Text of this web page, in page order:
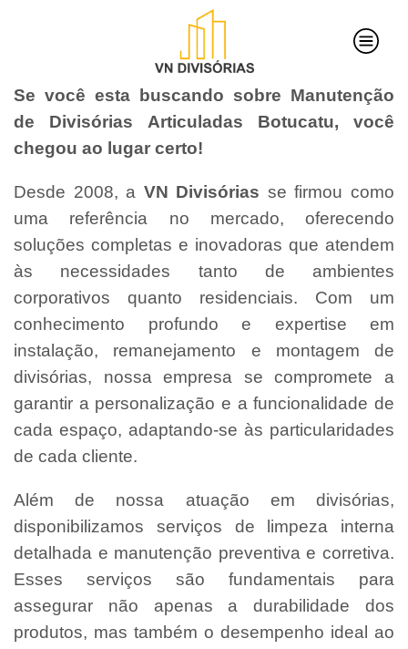
Se você esta buscando sobre Manutenção
de Divisórias Articuladas Botucatu, você
chegou ao lugar certo!
Desde 2008, a VN Divisórias se firmou como
uma referência no mercado, oferecendo
soluções completas e inovadoras que atendem
às necessidades tanto de ambientes
corporativos quanto residenciais. Com um
conhecimento profundo e expertise em
instalação, remanejamento e montagem de
divisórias, nossa empresa se compromete a
garantir a personalização e a funcionalidade de
cada espaço, adaptando-se às particularidades
de cada cliente.
Além de nossa atuação em divisórias,
disponibilizamos serviços de limpeza interna
detalhada e manutenção preventiva e corretiva.
Esses serviços são fundamentais para
assegurar não apenas a durabilidade dos
produtos, mas também o desempenho ideal ao